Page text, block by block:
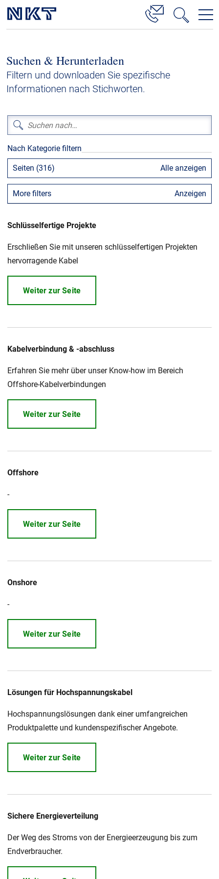
Hochspannung
Kabelservice
Niederspannung
Kabelgarnituren
Referenzen
Downloads
Presse & Events
Über uns
Geschäftsführung
Produktion
Karriere
Nachhaltigkeit
Suchen & Herunterladen
Filtern und downloaden Sie spezifische
Informationen nach Stichworten.
Nach Kategorie filtern
Seiten (316) Alle anzeigen
More filters Anzeigen
Schlüsselfertige Projekte
Erschließen Sie mit unseren schlüsselfertigen Projekten
hervorragende Kabel
Weiter zur Seite
Kabelverbindung & -abschluss
Erfahren Sie mehr über unser Know-how im Bereich
Offshore-Kabelverbindungen
Weiter zur Seite
Offshore
-
Weiter zur Seite
Onshore
-
Weiter zur Seite
Lösungen für Hochspannungskabel
Hochspannungslösungen dank einer umfangreichen
Produktpalette und kundenspezifischer Angebote.
Weiter zur Seite
Sichere Energieverteilung
Der Weg des Stroms von der Energieerzeugung bis zum
Endverbraucher.